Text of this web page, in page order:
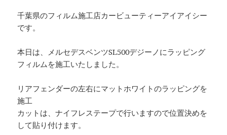
千葉県のフィルム施工店カービューティーアイアイシー
です。
本日は、メルセデスベンツSL500デジーノにラッピング
フィルムを施工いたしました。
リアフェンダーの左右にマットホワイトのラッピングを
施工
カットは、ナイフレステープで行いますので位置決めを
して貼り付けます。